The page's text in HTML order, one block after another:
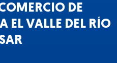
DE
EL VALLE DEL RÍO